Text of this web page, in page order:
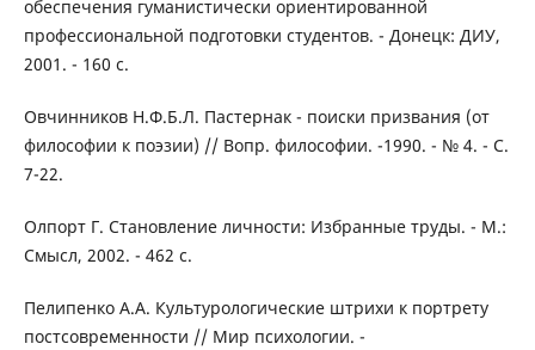
обеспечения гуманистически ориентированной
профессиональной подготовки студентов. - Донецк: ДИУ,
2001. - 160 с.
Овчинников Н.Ф.Б.Л. Пастернак - поиски призвания (от
философии к поэзии) // Вопр. философии. -1990. - № 4. - С.
7-22.
Олпорт Г. Становление личности: Избранные труды. - М.:
Смысл, 2002. - 462 с.
Пелипенко А.А. Культурологические штрихи к портрету
постсовременности // Мир психологии. -